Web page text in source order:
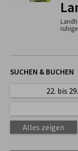
SUCHEN & BUCHEN
22. bis
Alles zeigen